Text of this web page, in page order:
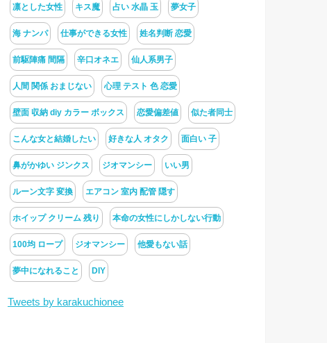
凛とした女性 キス魔 占い 水晶 玉 夢女子
海 ナンパ 仕事ができる女性 姓名判断 恋愛
前駆陣痛 間隔 辛口オネエ 仙人系男子
人間 関係 おまじない 心理 テスト 色 恋愛
壁面 収納 diy カラー ボックス 恋愛偏差値 似た者同士
こんな女と結婚したい 好きな人 オタク 面白い 子
鼻がかゆい ジンクス ジオマンシー いい男
ルーン文字 変換 エアコン 室内 配管 隠す
ホイップ クリーム 残り 本命の女性にしかしない行動
100均 ロープ ジオマンシー 他愛もない話
夢中になれること DIY
Tweets by karakuchionee